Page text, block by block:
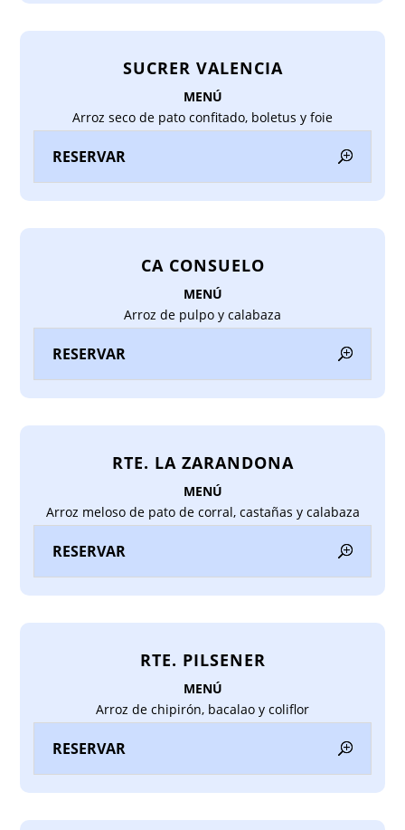
SUCRER VALENCIA
MENÚ
Arroz seco de pato confitado, boletus y foie
RESERVAR
CA CONSUELO
MENÚ
Arroz de pulpo y calabaza
RESERVAR
RTE. LA ZARANDONA
MENÚ
Arroz meloso de pato de corral, castañas y calabaza
RESERVAR
RTE. PILSENER
MENÚ
Arroz de chipirón, bacalao y coliflor
RESERVAR